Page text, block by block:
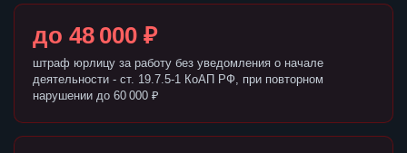
до 48 000 ₽
штраф юрлицу за работу без уведомления о начале
деятельности - ст. 19.7.5-1 КоАП РФ, при повторном
нарушении до 60 000 ₽